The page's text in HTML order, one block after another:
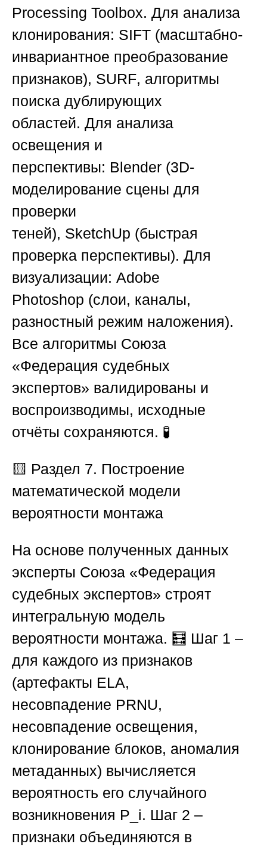
Processing Toolbox. Для анализа
клонирования: SIFT (масштабно-
инвариантное преобразование
признаков), SURF, алгоритмы
поиска дублирующих
областей. Для анализа
освещения и
перспективы: Blender (3D-
моделирование сцены для
проверки
теней), SketchUp (быстрая
проверка перспективы). Для
визуализации: Adobe
Photoshop (слои, каналы,
разностный режим наложения).
Все алгоритмы Союза
«Федерация судебных
экспертов» валидированы и
воспроизводимы, исходные
отчёты сохраняются. 🧪
🟨 Раздел 7. Построение
математической модели
вероятности монтажа
На основе полученных данных
эксперты Союза «Федерация
судебных экспертов» строят
интегральную модель
вероятности монтажа. 🧮 Шаг 1 –
для каждого из признаков
(артефакты ELA,
несовпадение PRNU,
несовпадение освещения,
клонирование блоков, аномалия
метаданных) вычисляется
вероятность его случайного
возникновения P_i. Шаг 2 –
признаки объединяются в